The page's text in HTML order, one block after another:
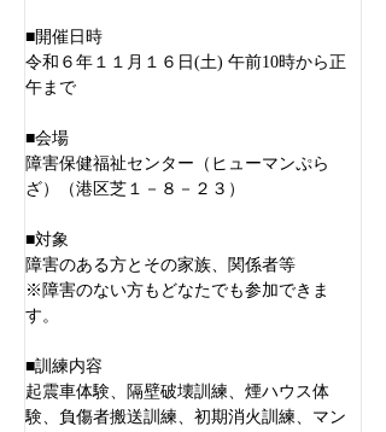
■開催日時
令和 ６ 年 １１ 月 １６ 日 (土) 午前10時から正
午まで
■会場
障害保健福祉センター（ヒューマンぷら
ざ）（港区芝１－８－２３）
■対象
障害のある方とその家族、関係者等
※障害のない方もどなたでも参加できま
す。
■訓練内容
起震車体験、隔壁破壊訓練、煙ハウス体
験、負傷者搬送訓練、初期消火訓練、マン